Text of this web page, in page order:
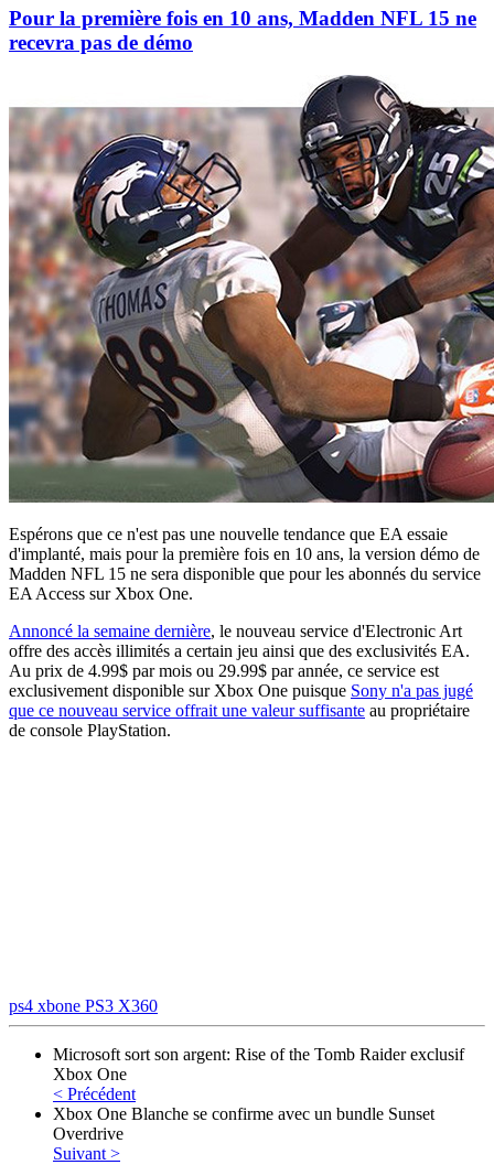
Pour la première fois en 10 ans, Madden NFL 15 ne
recevra pas de démo
Espérons que ce n'est pas une nouvelle tendance que EA essaie
d'implanté, mais pour la première fois en 10 ans, la version démo de
Madden NFL 15 ne sera disponible que pour les abonnés du service
EA Access sur Xbox One.
Annoncé la semaine dernière, le nouveau service d'Electronic Art
offre des accès illimités a certain jeu ainsi que des exclusivités EA.
Au prix de 4.99$ par mois ou 29.99$ par année, ce service est
exclusivement disponible sur Xbox One puisque Sony n'a pas jugé
que ce nouveau service offrait une valeur suffisante au propriétaire
de console PlayStation.
ps4 xbone PS3 X360
Microsoft sort son argent: Rise of the Tomb Raider exclusif
Xbox One
< Précédent
Xbox One Blanche se confirme avec un bundle Sunset
Overdrive
Suivant >